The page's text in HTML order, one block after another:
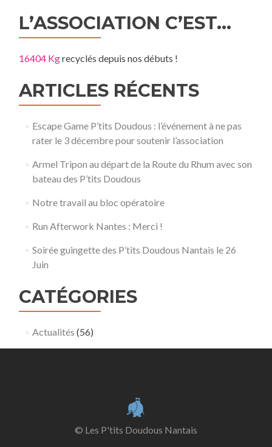
L’ASSOCIATION C’EST…
16404 Kgrecyclés depuis nos débuts !
ARTICLES RÉCENTS
Escape Game P’tits Doudous : l’événement à ne pas
rater le 3 décembre pour soutenir l’association
Armel Tripon au départ de la Route du Rhum avec son
bateau des P’tits Doudous
Notre travail au bloc opératoire
Run Afterwork Nantes : Merci !
Soirée guingette des P’tits Doudous Nantais le 26
Juin
CATÉGORIES
Actualités (56)
© Les P'tits Doudous Nantais